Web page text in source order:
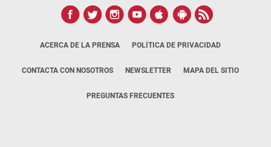
ACERCA DE LA PRENSA POLÍTICA DE PRIVACIDAD
CONTACTA CON NOSOTROS NEWSLETTER MAPA DEL SITIO
PREGUNTAS FRECUENTES